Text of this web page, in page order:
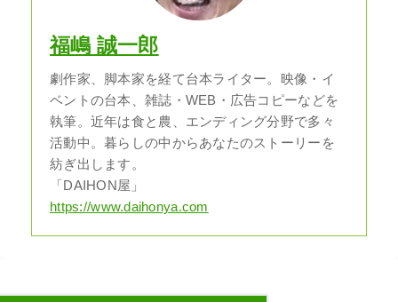
福嶋 誠一郎
劇作家、脚本家を経て台本ライター。映像・イ
ベントの台本、雑誌・WEB・広告コピーなどを
執筆。近年は食と農、エンディング分野で多々
活動中。暮らしの中からあなたのストーリーを
紡ぎ出します。
「DAIHON屋」
https://www.daihonya.com